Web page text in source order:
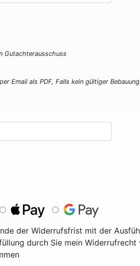
Gutachterausschuss
Email als PDF, Falls kein gültiger
der Widerrufsfrist mit der
durch Sie mein Widerrufrecht